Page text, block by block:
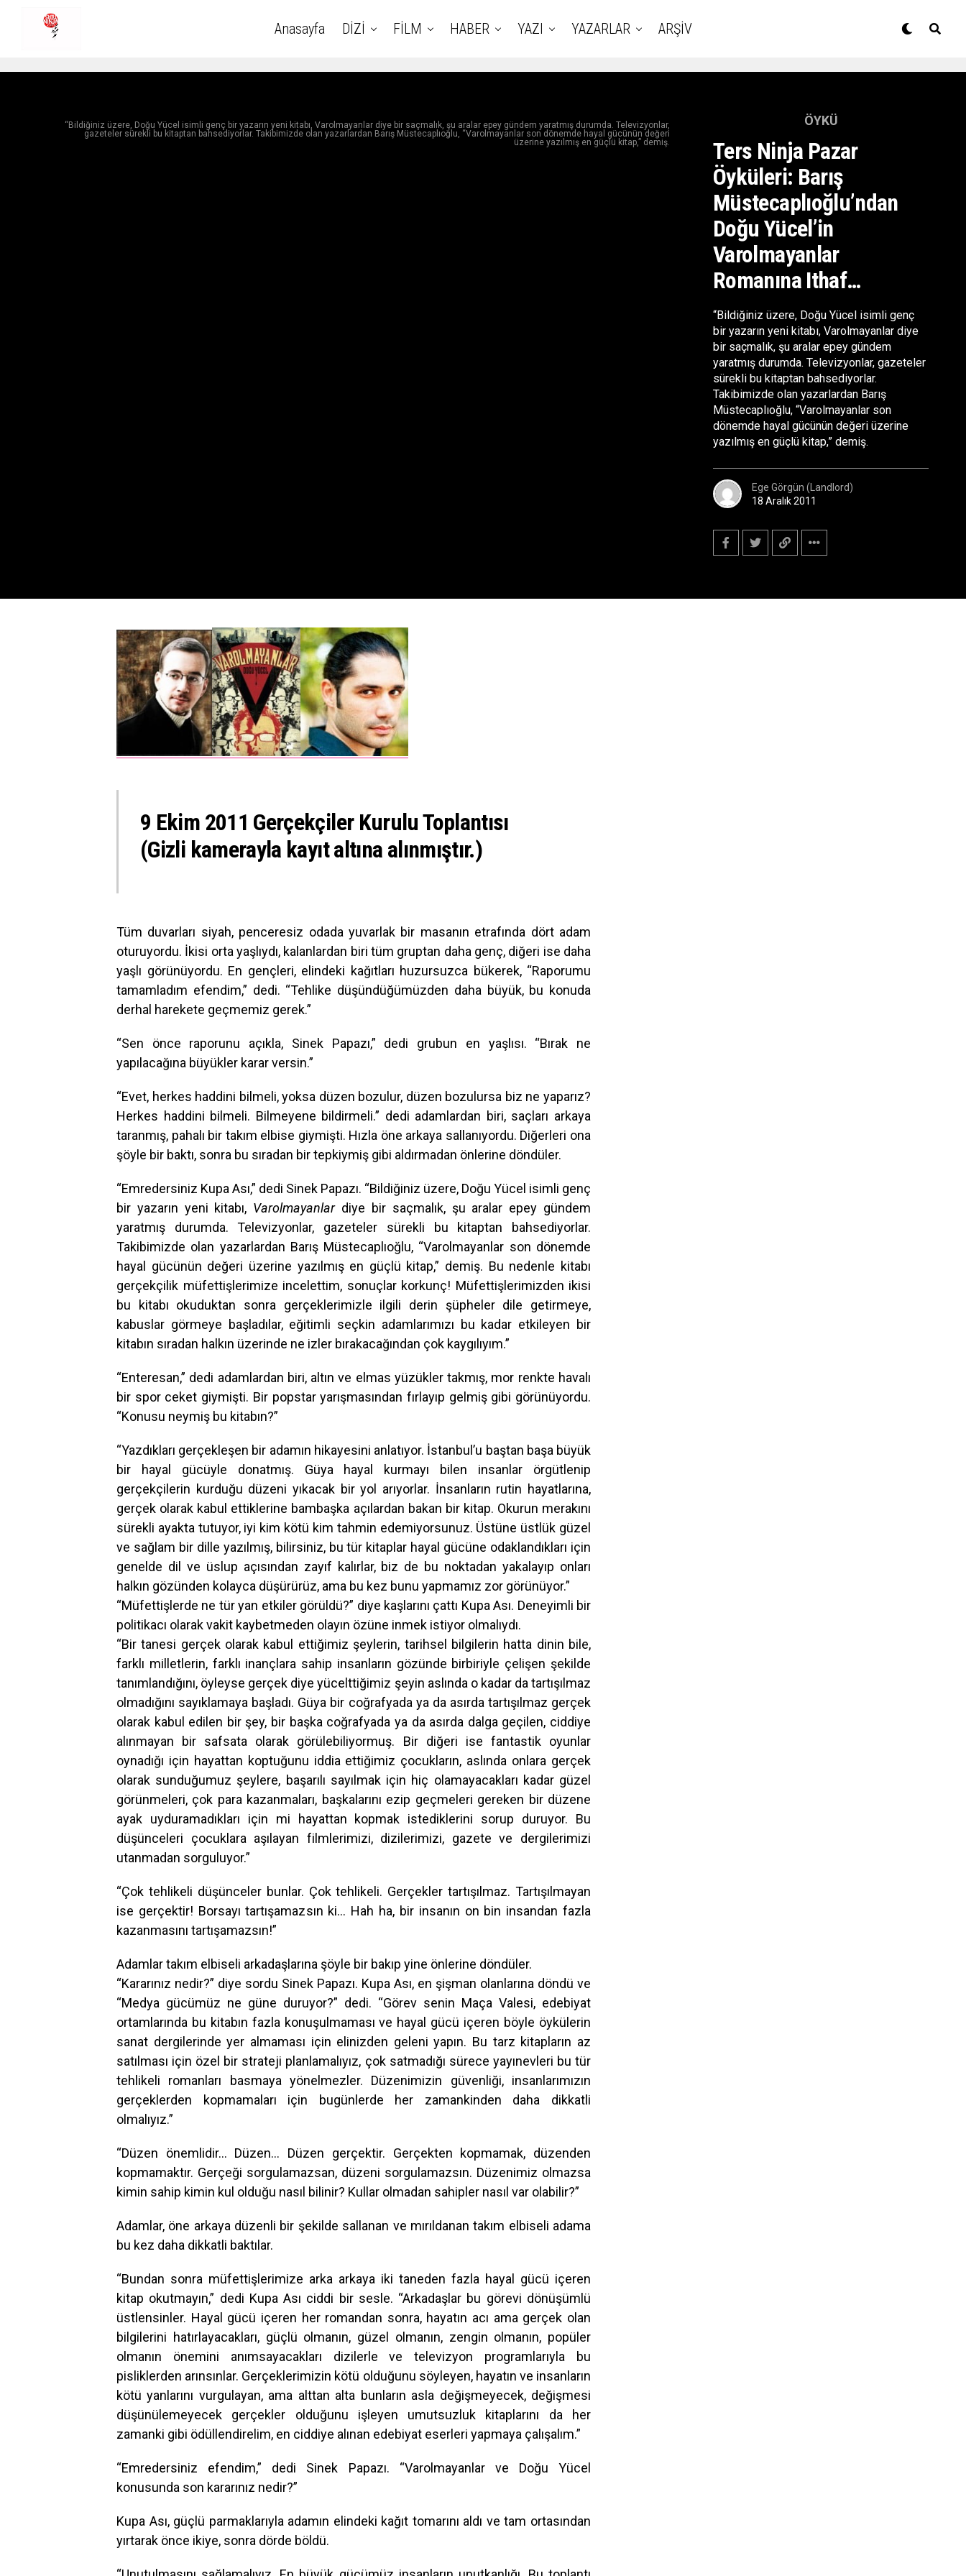
Anasayfa DİZİ FİLM HABER YAZI YAZARLAR ARŞİV
“Bildiğiniz üzere, Doğu Yücel isimli genç bir yazarın yeni kitabı, Varolmayanlar diye bir saçmalık, şu aralar epey gündem yaratmış durumda. Televizyonlar,
gazeteler sürekli bu kitaptan bahsediyorlar. Takibimizde olan yazarlardan Barış Müstecaplıoğlu, “Varolmayanlar son dönemde hayal gücünün değeri
üzerine yazılmış en güçlü kitap,” demiş.
ÖYKÜ
Ters Ninja Pazar
Öyküleri: Barış
Müstecaplıoğlu’ndan
Doğu Yücel’in
Varolmayanlar
Romanına Ithaf…
“Bildiğiniz üzere, Doğu Yücel isimli genç
bir yazarın yeni kitabı, Varolmayanlar diye
bir saçmalık, şu aralar epey gündem
yaratmış durumda. Televizyonlar, gazeteler
sürekli bu kitaptan bahsediyorlar.
Takibimizde olan yazarlardan Barış
Müstecaplıoğlu, “Varolmayanlar son
dönemde hayal gücünün değeri üzerine
yazılmış en güçlü kitap,” demiş.
Ege Görgün (Landlord)
18 Aralık 2011
9 Ekim 2011 Gerçekçiler Kurulu Toplantısı
(Gizli kamerayla kayıt altına alınmıştır.)
Tüm duvarları siyah, penceresiz odada yuvarlak bir masanın etrafında dört adam
oturuyordu. İkisi orta yaşlıydı, kalanlardan biri tüm gruptan daha genç, diğeri ise daha
yaşlı görünüyordu. En gençleri, elindeki kağıtları huzursuzca bükerek, “Raporumu
tamamladım efendim,” dedi. “Tehlike düşündüğümüzden daha büyük, bu konuda
derhal harekete geçmemiz gerek.”
“Sen önce raporunu açıkla, Sinek Papazı,” dedi grubun en yaşlısı. “Bırak ne
yapılacağına büyükler karar versin.”
“Evet, herkes haddini bilmeli, yoksa düzen bozulur, düzen bozulursa biz ne yaparız?
Herkes haddini bilmeli. Bilmeyene bildirmeli.” dedi adamlardan biri, saçları arkaya
taranmış, pahalı bir takım elbise giymişti. Hızla öne arkaya sallanıyordu. Diğerleri ona
şöyle bir baktı, sonra bu sıradan bir tepkiymiş gibi aldırmadan önlerine döndüler.
“Emredersiniz Kupa Ası,” dedi Sinek Papazı. “Bildiğiniz üzere, Doğu Yücel isimli genç
bir yazarın yeni kitabı, Varolmayanlardiye bir saçmalık, şu aralar epey gündem
yaratmış durumda. Televizyonlar, gazeteler sürekli bu kitaptan bahsediyorlar.
Takibimizde olan yazarlardan Barış Müstecaplıoğlu, “Varolmayanlar son dönemde
hayal gücünün değeri üzerine yazılmış en güçlü kitap,” demiş. Bu nedenle kitabı
gerçekçilik müfettişlerimize incelettim, sonuçlar korkunç! Müfettişlerimizden ikisi
bu kitabı okuduktan sonra gerçeklerimizle ilgili derin şüpheler dile getirmeye,
kabuslar görmeye başladılar, eğitimli seçkin adamlarımızı bu kadar etkileyen bir
kitabın sıradan halkın üzerinde ne izler bırakacağından çok kaygılıyım.”
“Enteresan,” dedi adamlardan biri, altın ve elmas yüzükler takmış, mor renkte havalı
bir spor ceket giymişti. Bir popstar yarışmasından fırlayıp gelmiş gibi görünüyordu.
“Konusu neymiş bu kitabın?”
“Yazdıkları gerçekleşen bir adamın hikayesini anlatıyor. İstanbul’u baştan başa büyük
bir hayal gücüyle donatmış. Güya hayal kurmayı bilen insanlar örgütlenip
gerçekçilerin kurduğu düzeni yıkacak bir yol arıyorlar. İnsanların rutin hayatlarına,
gerçek olarak kabul ettiklerine bambaşka açılardan bakan bir kitap. Okurun merakını
sürekli ayakta tutuyor, iyi kim kötü kim tahmin edemiyorsunuz. Üstüne üstlük güzel
ve sağlam bir dille yazılmış, bilirsiniz, bu tür kitaplar hayal gücüne odaklandıkları için
genelde dil ve üslup açısından zayıf kalırlar, biz de bu noktadan yakalayıp onları
halkın gözünden kolayca düşürürüz, ama bu kez bunu yapmamız zor görünüyor.”
“Müfettişlerde ne tür yan etkiler görüldü?” diye kaşlarını çattı Kupa Ası. Deneyimli bir
politikacı olarak vakit kaybetmeden olayın özüne inmek istiyor olmalıydı.
“Bir tanesi gerçek olarak kabul ettiğimiz şeylerin, tarihsel bilgilerin hatta dinin bile,
farklı milletlerin, farklı inançlara sahip insanların gözünde birbiriyle çelişen şekilde
tanımlandığını, öyleyse gerçek diye yücelttiğimiz şeyin aslında o kadar da tartışılmaz
olmadığını sayıklamaya başladı. Güya bir coğrafyada ya da asırda tartışılmaz gerçek
olarak kabul edilen bir şey, bir başka coğrafyada ya da asırda dalga geçilen, ciddiye
alınmayan bir safsata olarak görülebiliyormuş. Bir diğeri ise fantastik oyunlar
oynadığı için hayattan koptuğunu iddia ettiğimiz çocukların, aslında onlara gerçek
olarak sunduğumuz şeylere, başarılı sayılmak için hiç olamayacakları kadar güzel
görünmeleri, çok para kazanmaları, başkalarını ezip geçmeleri gereken bir düzene
ayak uyduramadıkları için mi hayattan kopmak istediklerini sorup duruyor. Bu
düşünceleri çocuklara aşılayan filmlerimizi, dizilerimizi, gazete ve dergilerimizi
utanmadan sorguluyor.”
“Çok tehlikeli düşünceler bunlar. Çok tehlikeli. Gerçekler tartışılmaz. Tartışılmayan
ise gerçektir! Borsayı tartışamazsın ki… Hah ha, bir insanın on bin insandan fazla
kazanmasını tartışamazsın!”
Adamlar takım elbiseli arkadaşlarına şöyle bir bakıp yine önlerine döndüler.
“Kararınız nedir?” diye sordu Sinek Papazı. Kupa Ası, en şişman olanlarına döndü ve
“Medya gücümüz ne güne duruyor?” dedi. “Görev senin Maça Valesi, edebiyat
ortamlarında bu kitabın fazla konuşulmaması ve hayal gücü içeren böyle öykülerin
sanat dergilerinde yer almaması için elinizden geleni yapın. Bu tarz kitapların az
satılması için özel bir strateji planlamalıyız, çok satmadığı sürece yayınevleri bu tür
tehlikeli romanları basmaya yönelmezler. Düzenimizin güvenliği, insanlarımızın
gerçeklerden kopmamaları için bugünlerde her zamankinden daha dikkatli
olmalıyız.”
“Düzen önemlidir… Düzen… Düzen gerçektir. Gerçekten kopmamak, düzenden
kopmamaktır. Gerçeği sorgulamazsan, düzeni sorgulamazsın. Düzenimiz olmazsa
kimin sahip kimin kul olduğu nasıl bilinir? Kullar olmadan sahipler nasıl var olabilir?”
Adamlar, öne arkaya düzenli bir şekilde sallanan ve mırıldanan takım elbiseli adama
bu kez daha dikkatli baktılar.
“Bundan sonra müfettişlerimize arka arkaya iki taneden fazla hayal gücü içeren
kitap okutmayın,” dedi Kupa Ası ciddi bir sesle. “Arkadaşlar bu görevi dönüşümlü
üstlensinler. Hayal gücü içeren her romandan sonra, hayatın acı ama gerçek olan
bilgilerini hatırlayacakları, güçlü olmanın, güzel olmanın, zengin olmanın, popüler
olmanın önemini anımsayacakları dizilerle ve televizyon programlarıyla bu
pisliklerden arınsınlar. Gerçeklerimizin kötü olduğunu söyleyen, hayatın ve insanların
kötü yanlarını vurgulayan, ama alttan alta bunların asla değişmeyecek, değişmesi
düşünülemeyecek gerçekler olduğunu işleyen umutsuzluk kitaplarını da her
zamanki gibi ödüllendirelim, en ciddiye alınan edebiyat eserleri yapmaya çalışalım.”
“Emredersiniz efendim,” dedi Sinek Papazı. “Varolmayanlar ve Doğu Yücel
konusunda son kararınız nedir?”
Kupa Ası, güçlü parmaklarıyla adamın elindeki kağıt tomarını aldı ve tam ortasından
yırtarak önce ikiye, sonra dörde böldü.